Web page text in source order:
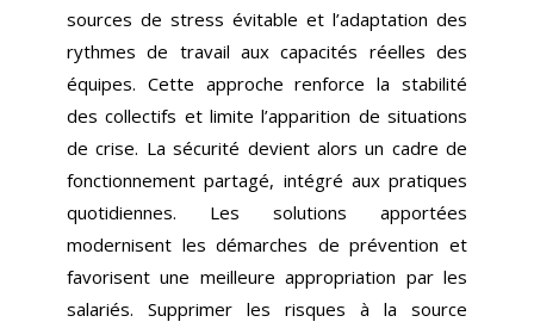
sources de stress évitable et l’adaptation des
rythmes de travail aux capacités réelles des
équipes. Cette approche renforce la stabilité
des collectifs et limite l’apparition de situations
de crise. La sécurité devient alors un cadre de
fonctionnement partagé, intégré aux pratiques
quotidiennes. Les solutions apportées
modernisent les démarches de prévention et
favorisent une meilleure appropriation par les
salariés. Supprimer les risques à la source